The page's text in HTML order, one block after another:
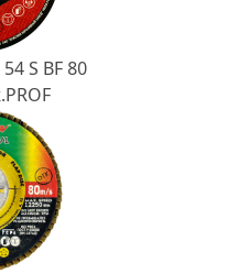
S BF 80